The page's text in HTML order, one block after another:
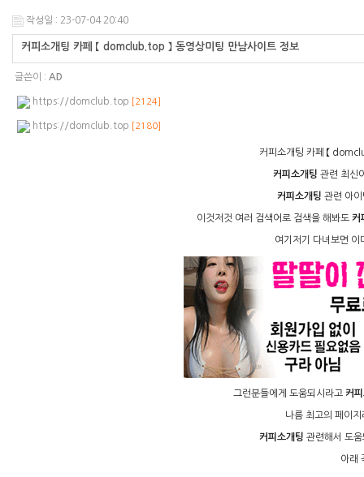
작성일 : 23-07-04 20:40
커피소개팅 카페 【 domclub.top 】 동영상미팅 만남사이트 정보
글쓴이 : AD
https://domclub.top [2124]
https://domclub.top [2180]
커피소개팅 카페 【
커피소개팅 관련 최신
커피소개팅 관련 아
이것저것 여러 검색어로 검색을 해봐도 커
여기저기 다녀보면 이
그런분들에게 도움되시라고 커
나름 최고의 페이
커피소개팅 관련해서 도
아래